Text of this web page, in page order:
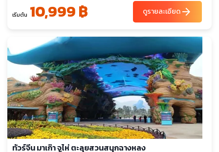
เริ่มต้น 10,999 ฿ ดูรายละเอียดarrow_forward
ทัวร์จีน มาเก๊า จูไห่ ตะลุยสวนสนุกฉางหลง